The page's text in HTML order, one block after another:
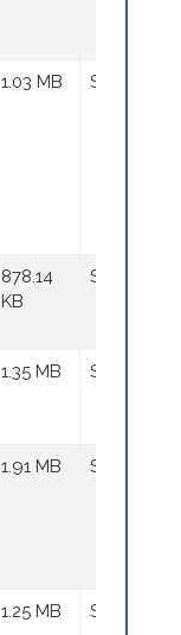
1.03 MB Sandra
878.14
KB
Sandra
1.35 MB Sandra
1.91 MB Sandra
1.25 MB Sandra